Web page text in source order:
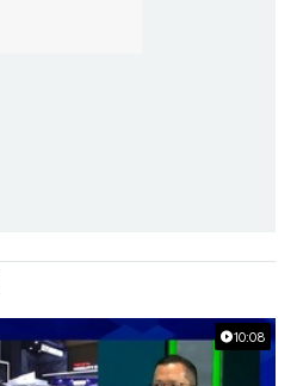
10:08